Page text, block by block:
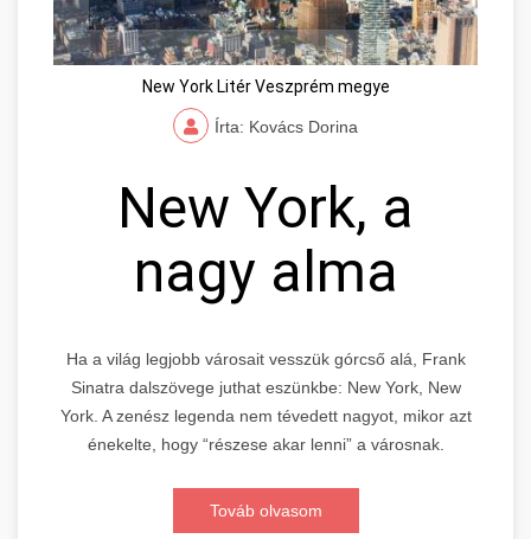
New York Litér Veszprém megye
Írta: Kovács Dorina
New York, a
nagy alma
Ha a világ legjobb városait vesszük górcső alá, Frank
Sinatra dalszövege juthat eszünkbe: New York, New
York. A zenész legenda nem tévedett nagyot, mikor azt
énekelte, hogy “részese akar lenni” a városnak.
Továb olvasom